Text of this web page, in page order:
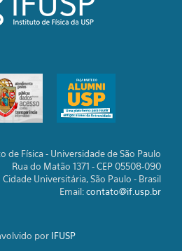
de Física - Universidade de São Paulo
Rua do Matão 1371 - CEP 05508-090
Cidade Universitária, São Paulo - Brasil
Email:contato@if.usp.br
por IFUSP